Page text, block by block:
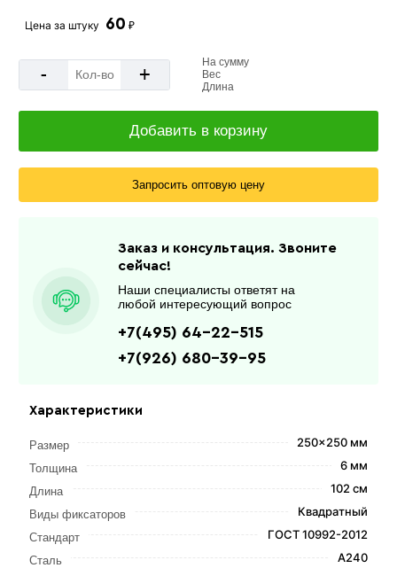
Характеристики
Размер 250x250 мм
Толщина 6 мм
Длина 102 см
Виды фиксаторов Квадратный
Стандарт ГОСТ 10992-2012
Сталь А240
Цена за штуку 60 ₽
- +
На сумму
Вес
Длина
Добавить в корзину
Запросить оптовую цену
Заказ и консультация. Звоните
сейчас!
Наши специалисты ответят на
любой интересующий вопрос
+7(495) 64-22-515
+7(926) 680-39-95